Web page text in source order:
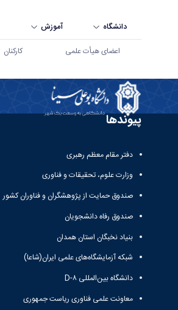
دانشگاه آموزش
اعضای هیأت علمی کارکنان
Education - دانشگاه بوعلی سینا همدان
پیوندها
دفتر مقام معظم رهبری
وزارت علوم، تحقیقات و فناوری
صندوق حمایت از پژوهشگران و فناوران کشور
صندوق رفاه دانشجویان
بنیاد نخبگان استان همدان
شبکه آزمایشگاه‌های علمی ایران(شاعا)
دانشگاه بین‌المللی D-۸
معاونت علمی فناوری ریاست جمهوری